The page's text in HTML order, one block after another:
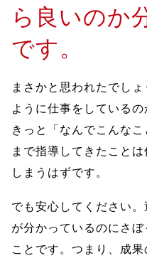
ら良いのか
です。
まさかと思われたでし
ように仕事をしている
きっと「なんでこんな
まで指導してきたこと
しまうはずです。
でも安心してください
が分かっているのにさ
ことです。つまり、成